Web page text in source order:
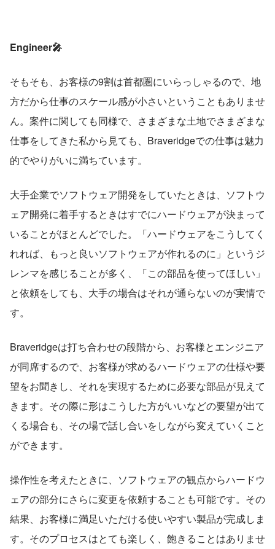
Engineer🎤
そもそも、お客様の9割は首都圏にいらっしゃるので、地
方だから仕事のスケール感が小さいということもありませ
ん。案件に関しても同様で、さまざまな土地でさまざまな
仕事をしてきた私から見ても、Braveridgeでの仕事は魅力
的でやりがいに満ちています。
大手企業でソフトウェア開発をしていたときは、ソフトウ
ェア開発に着手するときはすでにハードウェアが決まって
いることがほとんどでした。「ハードウェアをこうしてく
れれば、もっと良いソフトウェアが作れるのに」というジ
レンマを感じることが多く、「この部品を使ってほしい」
と依頼をしても、大手の場合はそれが通らないのが実情で
す。
Braveridgeは打ち合わせの段階から、お客様とエンジニア
が同席するので、お客様が求めるハードウェアの仕様や要
望をお聞きし、それを実現するために必要な部品が見えて
きます。その際に形はこうした方がいいなどの要望が出て
くる場合も、その場で話し合いをしながら変えていくこと
ができます。
操作性を考えたときに、ソフトウェアの観点からハードウ
ェアの部分にさらに変更を依頼することも可能です。その
結果、お客様に満足いただける使いやすい製品が完成しま
す。そのプロセスはとても楽しく、飽きることはありませ